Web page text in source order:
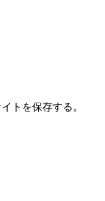
トを保存する。